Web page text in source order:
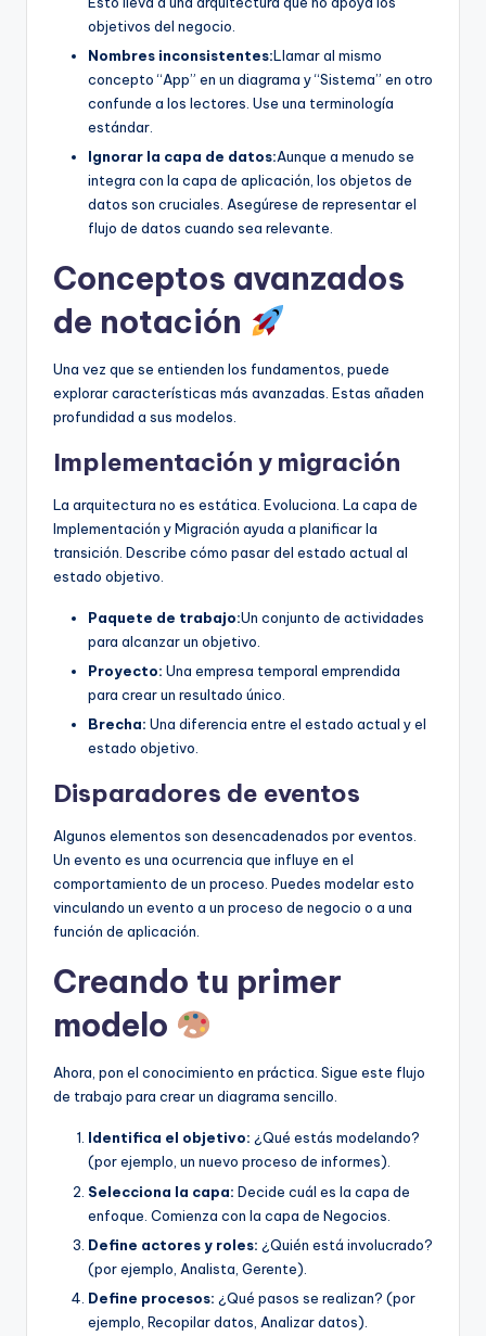
objetivos del negocio.
Nombres inconsistentes:Llamar al mismo
concepto “App” en un diagrama y “Sistema” en otro
confunde a los lectores. Use una terminología
estándar.
Ignorar la capa de datos:Aunque a menudo se
integra con la capa de aplicación, los objetos de
datos son cruciales. Asegúrese de representar el
flujo de datos cuando sea relevante.
Conceptos avanzados
de notación
Una vez que se entienden los fundamentos, puede
explorar características más avanzadas. Estas añaden
profundidad a sus modelos.
Implementación y migración
La arquitectura no es estática. Evoluciona. La capa de
Implementación y Migración ayuda a planificar la
transición. Describe cómo pasar del estado actual al
estado objetivo.
Paquete de trabajo:Un conjunto de actividades
para alcanzar un objetivo.
Proyecto: Una empresa temporal emprendida
para crear un resultado único.
Brecha: Una diferencia entre el estado actual y el
estado objetivo.
Disparadores de eventos
Algunos elementos son desencadenados por eventos.
Un evento es una ocurrencia que influye en el
comportamiento de un proceso. Puedes modelar esto
vinculando un evento a un proceso de negocio o a una
función de aplicación.
Creando tu primer
modelo
Ahora, pon el conocimiento en práctica. Sigue este flujo
de trabajo para crear un diagrama sencillo.
Identifica el objetivo: ¿Qué estás modelando?
(por ejemplo, un nuevo proceso de informes).
Selecciona la capa: Decide cuál es la capa de
enfoque. Comienza con la capa de Negocios.
Define actores y roles: ¿Quién está involucrado?
(por ejemplo, Analista, Gerente).
Define procesos: ¿Qué pasos se realizan? (por
ejemplo, Recopilar datos, Analizar datos).